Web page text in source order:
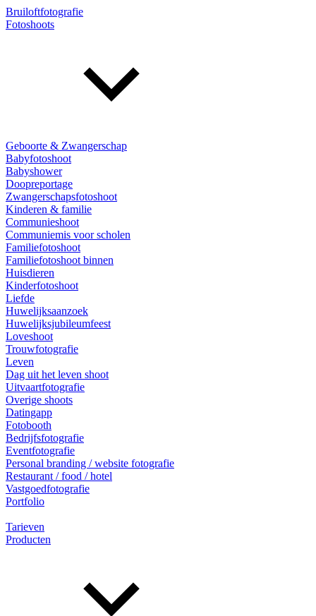
Bruiloftfotografie
Fotoshoots
Geboorte & Zwangerschap
Babyfotoshoot
Babyshower
Doopreportage
Zwangerschapsfotoshoot
Kinderen & familie
Communieshoot
Communiemis voor scholen
Familiefotoshoot
Familiefotoshoot binnen
Huisdieren
Kinderfotoshoot
Liefde
Huwelijksaanzoek
Huwelijksjubileumfeest
Loveshoot
Trouwfotografie
Leven
Dag uit het leven shoot
Uitvaartfotografie
Overige shoots
Datingapp
Fotobooth
Bedrijfsfotografie
Eventfotografie
Personal branding / website fotografie
Restaurant / food / hotel
Vastgoedfotografie
Portfolio
Tarieven
Producten